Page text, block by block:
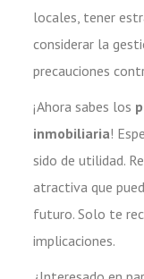
locales, tener
considerar la
precauciones
¡Ahora sabes los
inmobiliaria!
sido de utilidad.
atractiva que
futuro. Solo te
implicaciones.